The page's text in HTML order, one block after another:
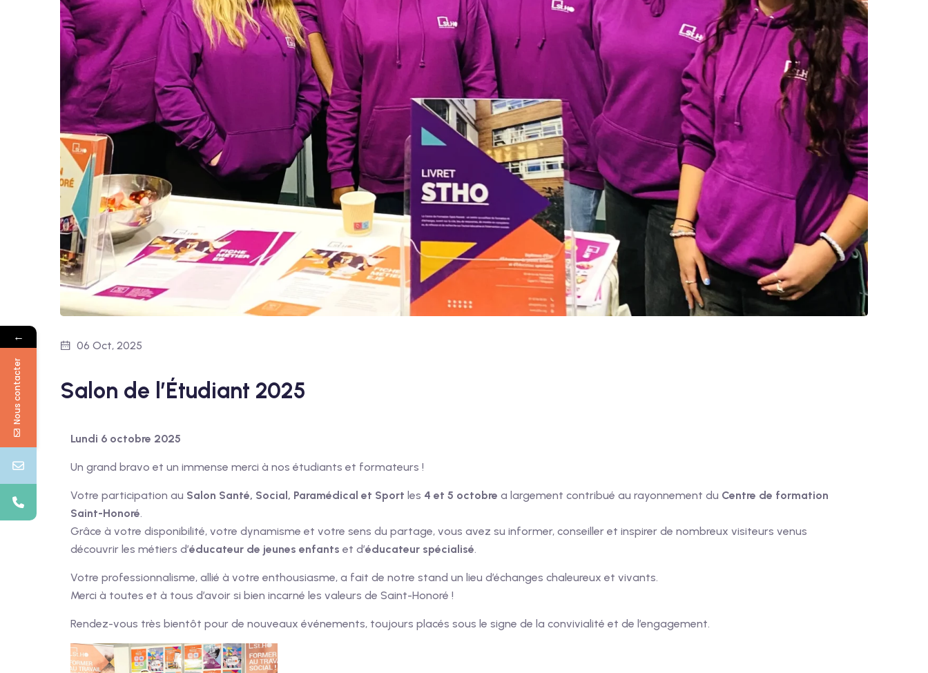
06 Oct, 2025
Salon de l’Étudiant 2025
Lundi 6 octobre 2025
Un grand bravo et un immense merci à nos étudiants et formateurs !
Votre participation au Salon Santé, Social, Paramédical et Sport les 4 et 5 octobre a largement contribué au rayonnement du Centre de formation
Saint-Honoré.
Grâce à votre disponibilité, votre dynamisme et votre sens du partage, vous avez su informer, conseiller et inspirer de nombreux visiteurs venus
découvrir les métiers d’éducateur de jeunes enfants et d’éducateur spécialisé.
Votre professionnalisme, allié à votre enthousiasme, a fait de notre stand un lieu d’échanges chaleureux et vivants.
Merci à toutes et à tous d’avoir si bien incarné les valeurs de Saint-Honoré !
Rendez-vous très bientôt pour de nouveaux événements, toujours placés sous le signe de la convivialité et de l’engagement.
←
Nous contacter